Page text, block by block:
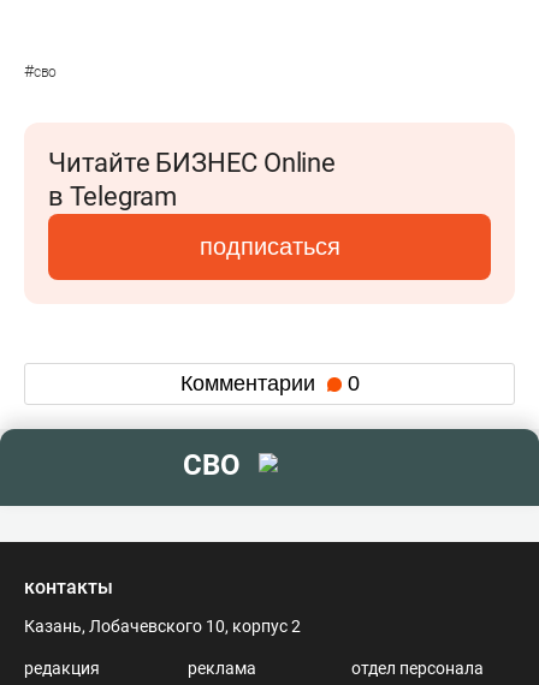
#сво
Читайте БИЗНЕС Online
в Telegram
подписаться
Комментарии 0
СВО
контакты
Казань, Лобачевского 10, корпус 2
редакция
реклама
отдел персонала